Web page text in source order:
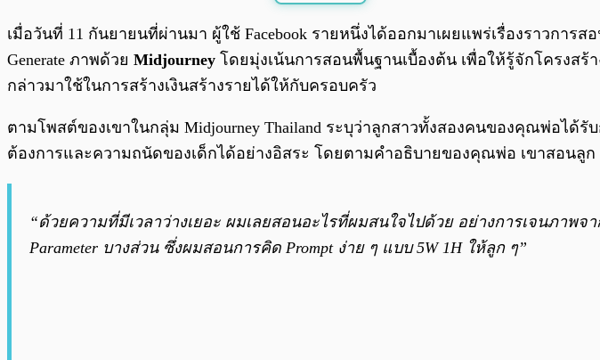
พร้อมเล่น
เมื่อวันที่ 11 กันยายนที่ผ่านมา ผู้ใช้ Facebook รายหนึ่งได้ออกมาเผยแพร่เรื่องราวก
Generate ภาพด้วย Midjourney โดยมุ่งเน้นการสอนพื้นฐานเบื้องต้น เพื่อให้รู้จักโครงสร้
กล่าวมาใช้ในการสร้างเงินสร้างรายได้ให้กับครอบครัว
ตามโพสต์ของเขาในกลุ่ม Midjourney Thailand ระบุว่าลูกสาวทั้งสองคนของคุณพ่อได้
ต้องการและความถนัดของเด็กได้อย่างอิสระ โดยตามคำอธิบายของคุณพ่อ เขาสอนลูก
“ด้วยความที่มีเวลาว่างเยอะ ผมเลยสอนอะไรที่ผมสนใจไปด้วย อย่างการเจนภาพจ
Parameter บางส่วน ซึ่งผมสอนการคิด Prompt ง่าย ๆ แบบ 5W 1H ให้ลูก ๆ”